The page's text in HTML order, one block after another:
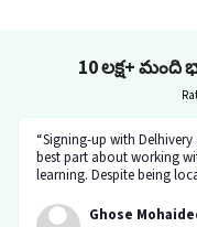
10 లక్ష+ మంది
“Signing-up with
best part about working
learning. Despite being
supportive, and I look
Ghose